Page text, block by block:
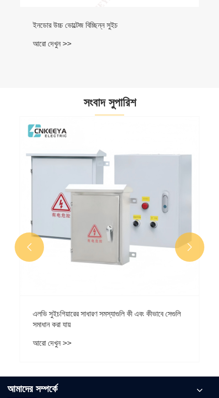
ইনডোর উচ্চ ভোল্টেজ বিচ্ছিন্ন সুইচ
আরো দেখুন >>
সংবাদ সুপারিশ
এলভি সুইচগিয়ারের সাধারণ সমস্যাগুলি কী এবং কীভাবে সেগুলি
সমাধান করা যায়
আরো দেখুন >>
 
আমাদের সম্পর্কে